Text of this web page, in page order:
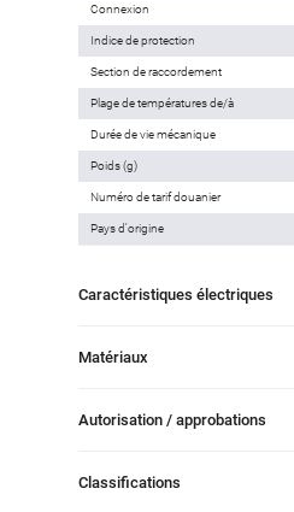
Connexion
Indice de protection
Section de raccordement
Plage de températures de/à
Durée de vie mécanique
Poids (g)
Numéro de tarif douanier
Pays d'origine
Caractéristiques électriques
Matériaux
Autorisation / approbations
Classifications